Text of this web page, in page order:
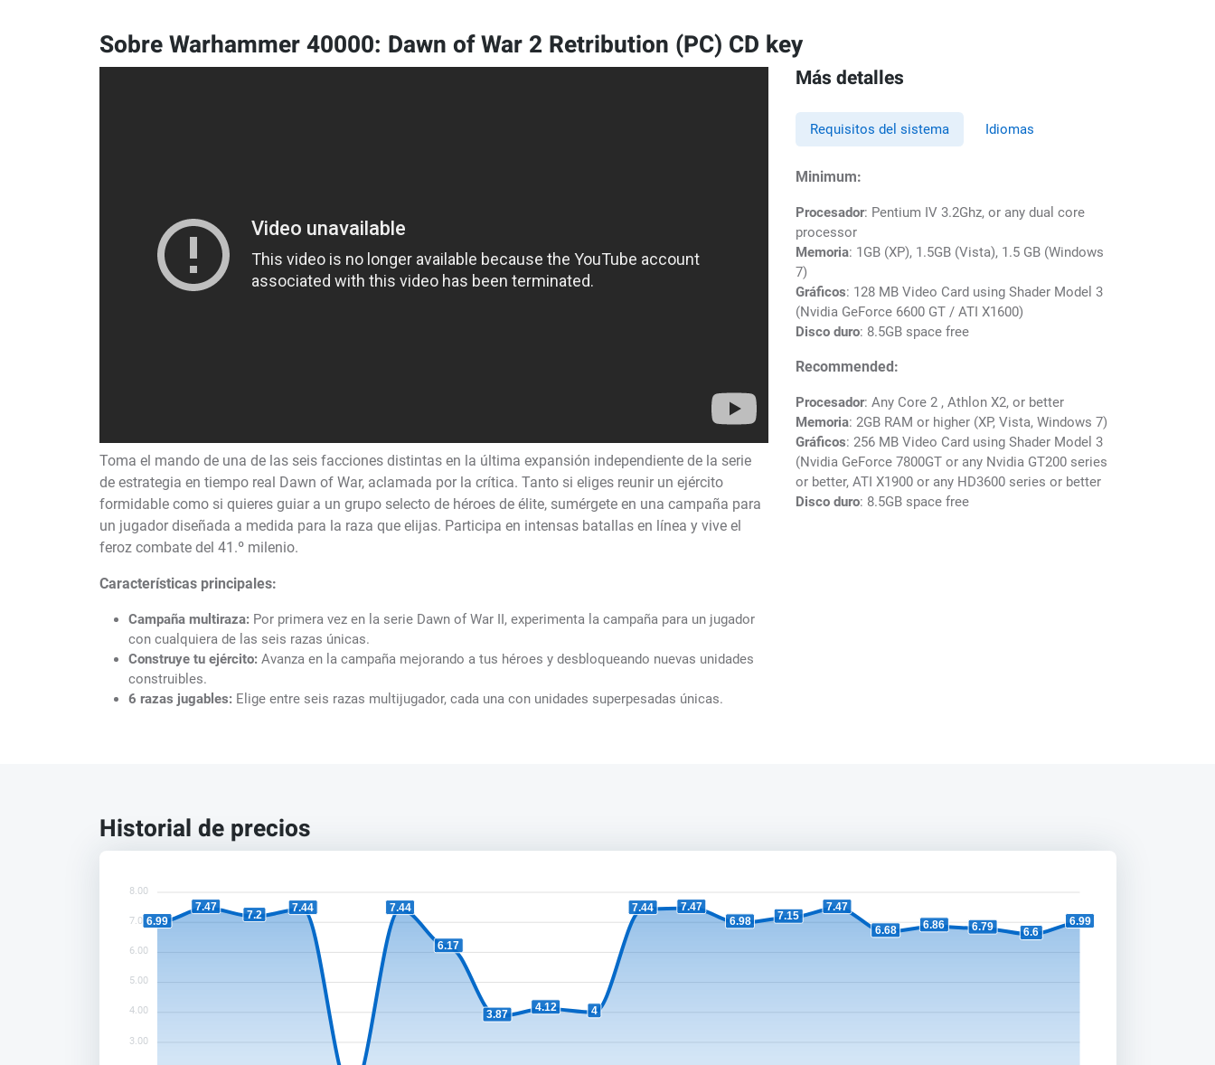
Sobre Warhammer 40000: Dawn of War 2 Retribution (PC) CD key
Toma el mando de una de las seis facciones distintas en la última expansión independiente de la serie
de estrategia en tiempo real Dawn of War, aclamada por la crítica. Tanto si eliges reunir un ejército
formidable como si quieres guiar a un grupo selecto de héroes de élite, sumérgete en una campaña para
un jugador diseñada a medida para la raza que elijas. Participa en intensas batallas en línea y vive el
feroz combate del 41.º milenio.
Características principales:
Campaña multiraza:Por primera vez en la serie Dawn of War II, experimenta la campaña para un jugador
con cualquiera de las seis razas únicas.
Construye tu ejército:Avanza en la campaña mejorando a tus héroes y desbloqueando nuevas unidades
construibles.
6 razas jugables:Elige entre seis razas multijugador, cada una con unidades superpesadas únicas.
Más detalles
Requisitos del sistema Idiomas
Minimum:
Procesador: Pentium IV 3.2Ghz, or any dual core
processor
Memoria: 1GB (XP), 1.5GB (Vista), 1.5 GB (Windows
7)
Gráficos: 128 MB Video Card using Shader Model 3
(Nvidia GeForce 6600 GT / ATI X1600)
Disco duro: 8.5GB space free
Recommended:
Procesador: Any Core 2 , Athlon X2, or better
Memoria: 2GB RAM or higher (XP, Vista, Windows 7)
Gráficos: 256 MB Video Card using Shader Model 3
(Nvidia GeForce 7800GT or any Nvidia GT200 series
or better, ATI X1900 or any HD3600 series or better
Disco duro: 8.5GB space free
Historial de precios
8.00
7.00
6.00
5.00
4.00
3.00
6.99
7.47
7.2
7.44 7.44
6.17
3.87
4.12 4
7.44
7.47
6.98
7.15
7.47
6.68
6.86 6.79 6.6
6.99